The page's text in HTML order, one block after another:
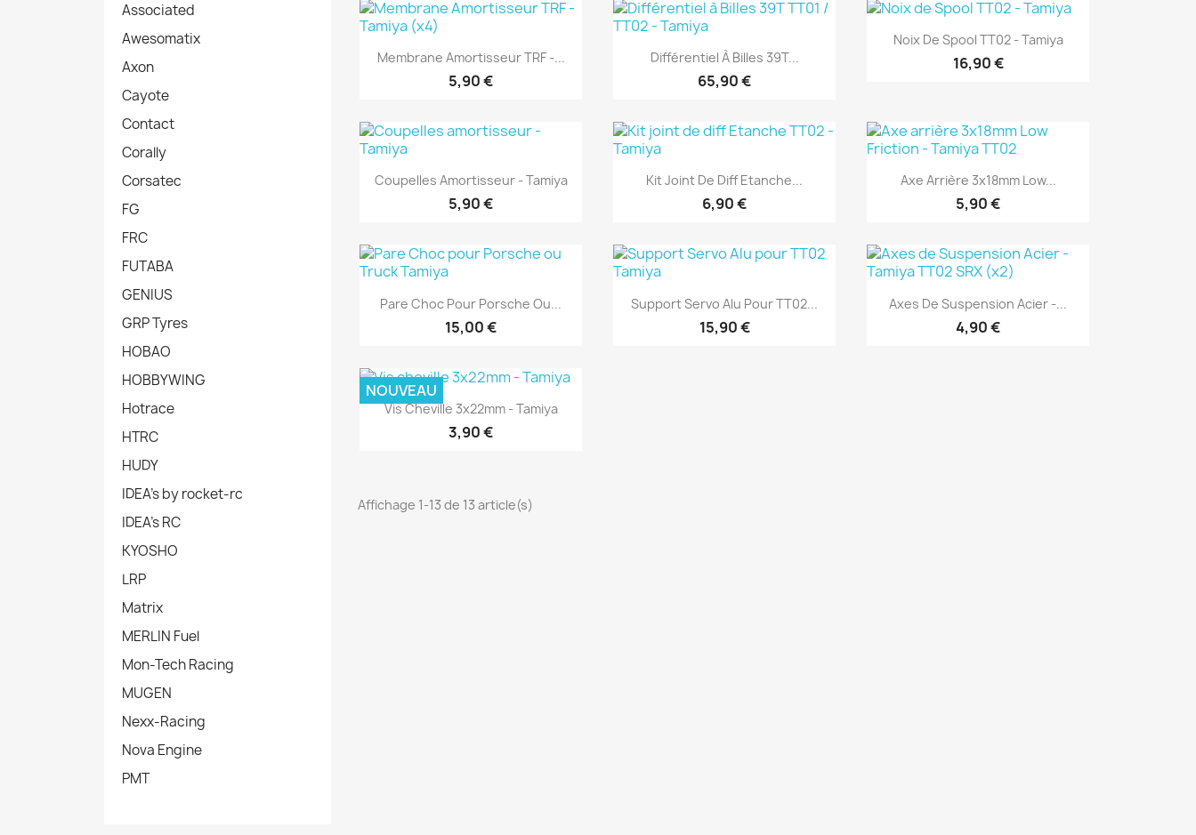
Associated
Awesomatix
Axon
Cayote
Contact
Corally
Corsatec
FG
FRC
FUTABA
GENIUS
GRP Tyres
HOBAO
HOBBYWING
Hotrace
HTRC
HUDY
IDEA's by rocket-rc
IDEA's RC
KYOSHO
LRP
Matrix
MERLIN Fuel
Mon-Tech Racing
MUGEN
Nexx-Racing
Nova Engine
PMT
Aperçu rapide
Membrane Amortisseur TRF -...
5,90 €
Aperçu rapide
Différentiel À Billes 39T...
65,90 €
Aperçu rapide
Noix De Spool TT02 - Tamiya
16,90 €
Aperçu rapide
Coupelles Amortisseur - Tamiya
5,90 €
Aperçu rapide
Kit Joint De Diff Etanche...
6,90 €
Aperçu rapide
Axe Arrière 3x18mm Low...
5,90 €
Aperçu rapide
Pare Choc Pour Porsche Ou...
15,00 €
Aperçu rapide
Support Servo Alu Pour TT02...
15,90 €
 Aperçu rapide
Axes De Suspension Acier -...
4,90 €
Aperçu rapide
Vis Cheville 3x22mm - Tamiya
3,90 €
NOUVEAU
Affichage 1-13 de 13 article(s)